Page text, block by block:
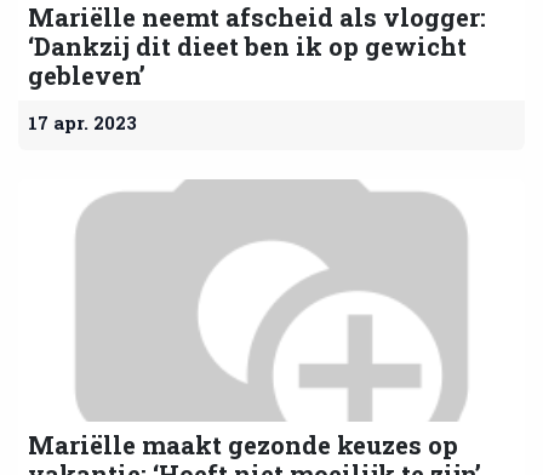
Mariëlle neemt afscheid als vlogger:
‘Dankzij dit dieet ben ik op gewicht
gebleven’
17 apr. 2023
Mariëlle maakt gezonde keuzes op